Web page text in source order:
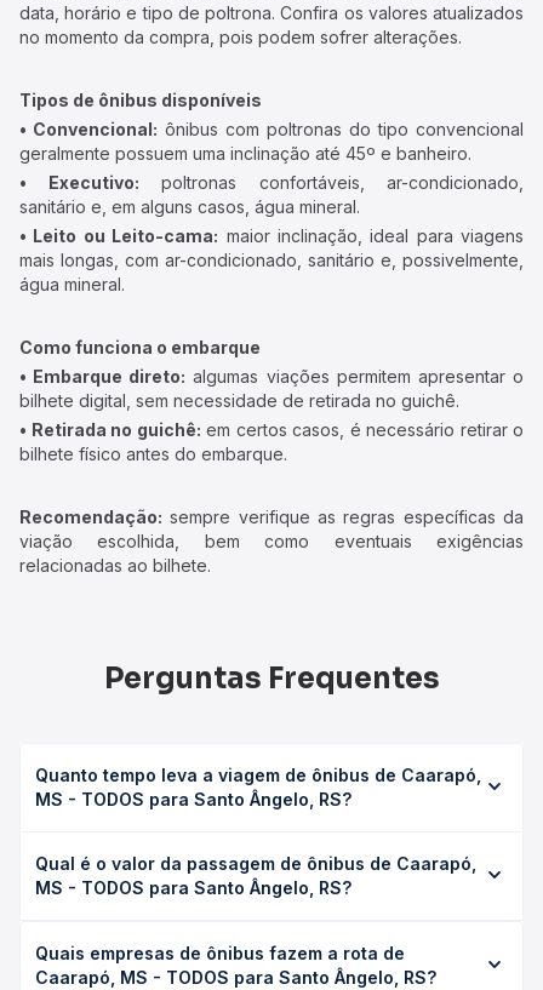
data, horário e tipo de poltrona. Confira os valores atualizados
no momento da compra, pois podem sofrer alterações.
Tipos de ônibus disponíveis
• Convencional: ônibus com poltronas do tipo convencional
geralmente possuem uma inclinação até 45º e banheiro.
• Executivo: poltronas confortáveis, ar-condicionado,
sanitário e, em alguns casos, água mineral.
• Leito ou Leito-cama: maior inclinação, ideal para viagens
mais longas, com ar-condicionado, sanitário e, possivelmente,
água mineral.
Como funciona o embarque
• Embarque direto: algumas viações permitem apresentar o
bilhete digital, sem necessidade de retirada no guichê.
• Retirada no guichê: em certos casos, é necessário retirar o
bilhete físico antes do embarque.
Recomendação: sempre verifique as regras específicas da
viação escolhida, bem como eventuais exigências
relacionadas ao bilhete.
Perguntas Frequentes
Quanto tempo leva a viagem de ônibus de Caarapó,
MS - TODOS para Santo Ângelo, RS?
Ângelo, RS leva em média 0 horas, podendo variar
conforme a viação, o tipo de serviço (convencional,
duração exata de cada opção na data desejada.
Qual é o valor da passagem de ônibus de Caarapó,
MS - TODOS para Santo Ângelo, RS?
TODOS para Santo Ângelo, RS custa em média não
identificado e varia conforme a data da viagem, a
Quais empresas de ônibus fazem a rota de
Caarapó, MS - TODOS para Santo Ângelo, RS?